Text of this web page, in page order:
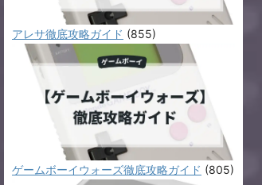
アレサ徹底攻略ガイド (855)
ゲームボーイウォーズ徹底攻略ガイド (805)